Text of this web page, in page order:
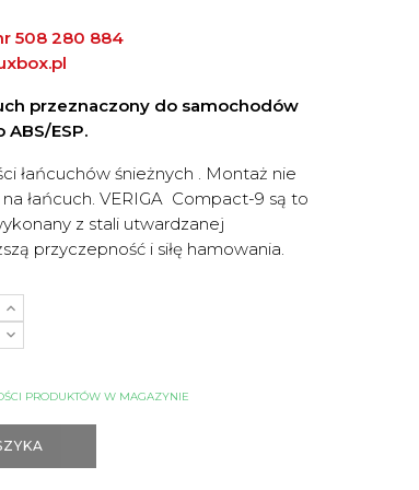
508 280 884
przeznaczony do samochodów
ESP.
łańcuchów śnieżnych . Montaż nie
łańcuch. VERIGA Compact-9 są to
z stali utwardzanej
przyczepność i siłę hamowania.
PRODUKTÓW W MAGAZYNIE